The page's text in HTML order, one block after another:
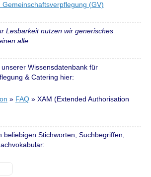
Lesbarkeit nutzen wir generisches
alle.
Wissensdatenbank für
& Catering hier:
» FAQ » XAM (Extended Authorisation
beliebigen Stichworten, Suchbegriffen,